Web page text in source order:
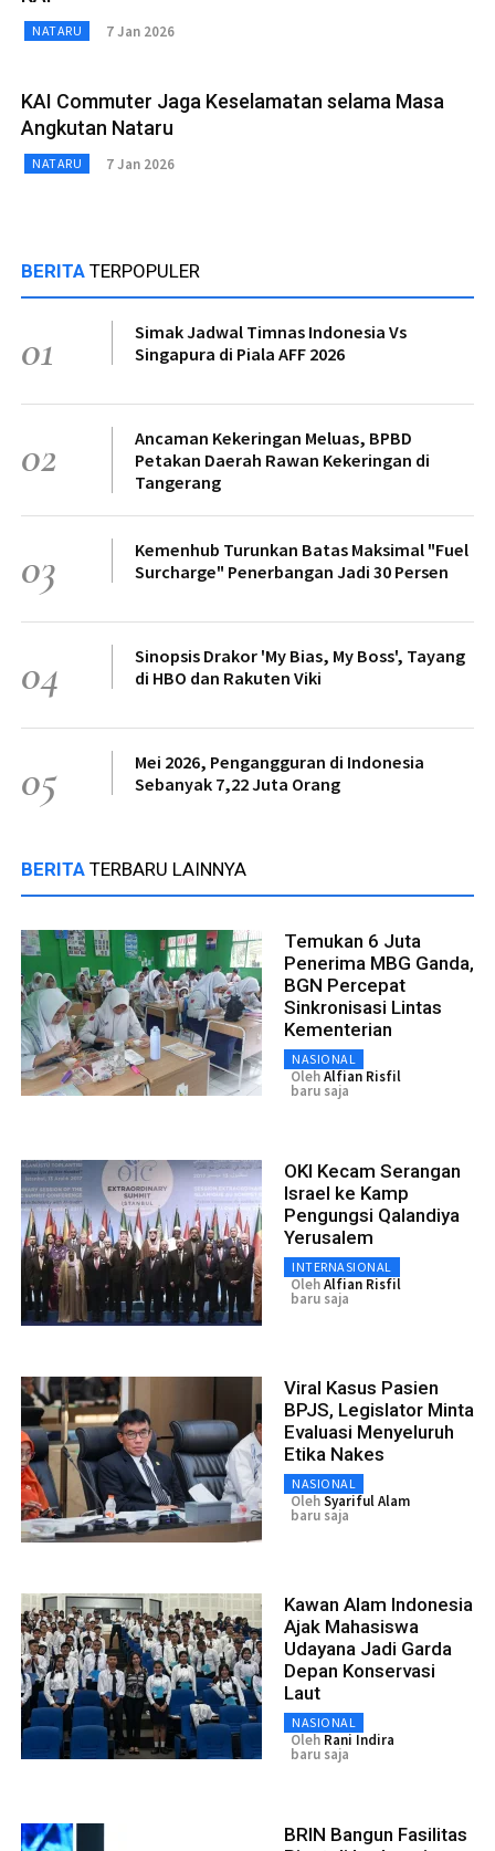
NATARU 7 Jan 2026
KAI Commuter Jaga Keselamatan selama Masa
Angkutan Nataru
NATARU 7 Jan 2026
BERITA TERPOPULER
01
Simak Jadwal Timnas Indonesia Vs
Singapura di Piala AFF 2026
02
Ancaman Kekeringan Meluas, BPBD
Petakan Daerah Rawan Kekeringan di
Tangerang
03
Kemenhub Turunkan Batas Maksimal "Fuel
Surcharge" Penerbangan Jadi 30 Persen
04
Sinopsis Drakor 'My Bias, My Boss', Tayang
di HBO dan Rakuten Viki
05
Mei 2026, Pengangguran di Indonesia
Sebanyak 7,22 Juta Orang
BERITA TERBARU LAINNYA
Temukan 6 Juta
Penerima MBG Ganda,
BGN Percepat
Sinkronisasi Lintas
Kementerian
NASIONAL
OlehAlfian Risfil
baru saja
OKI Kecam Serangan
Israel ke Kamp
Pengungsi Qalandiya
Yerusalem
INTERNASIONAL
OlehAlfian Risfil
baru saja
Viral Kasus Pasien
BPJS, Legislator Minta
Evaluasi Menyeluruh
Etika Nakes
NASIONAL
OlehSyariful Alam
baru saja
Kawan Alam Indonesia
Ajak Mahasiswa
Udayana Jadi Garda
Depan Konservasi
Laut
NASIONAL
Oleh Rani Indira
baru saja
BRIN Bangun Fasilitas